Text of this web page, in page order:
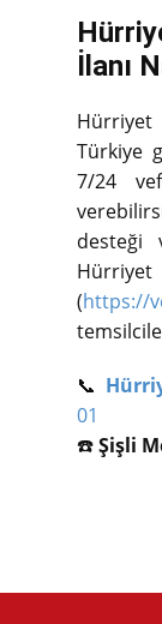
İlanı
Hürriyet
Türkiye
7/24
desteği
(https://
📞
01
☎️Şişli